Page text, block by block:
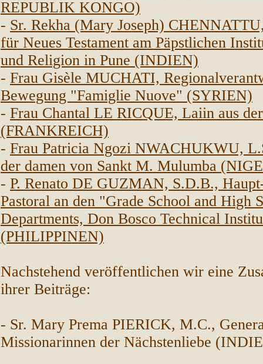
REPUBLIK KONGO)
- Sr. Rekha (Mary Joseph)
für Neues Testament am Päpstlichen
und Religion in Pune (INDIEN)
- Frau Gisèle MUCHATI,
Bewegung "Famiglie Nuove" (SYRIEN)
- Frau Chantal LE RICQUE, Laiin aus
(FRANKREICH)
- Frau Patricia Ngozi NWACHUKWU,
der damen von Sankt M. Mulumba
- P. Renato DE GUZMAN, S.D.B.,
Pastoral an den "Grade School and High
Departments, Don Bosco Technical
(PHILIPPINEN)
Nachstehend veröffentlichen wir eine
ihrer Beiträge:
- Sr. Mary Prema PIERICK, M.C.,
Missionarinnen der Nächstenliebe